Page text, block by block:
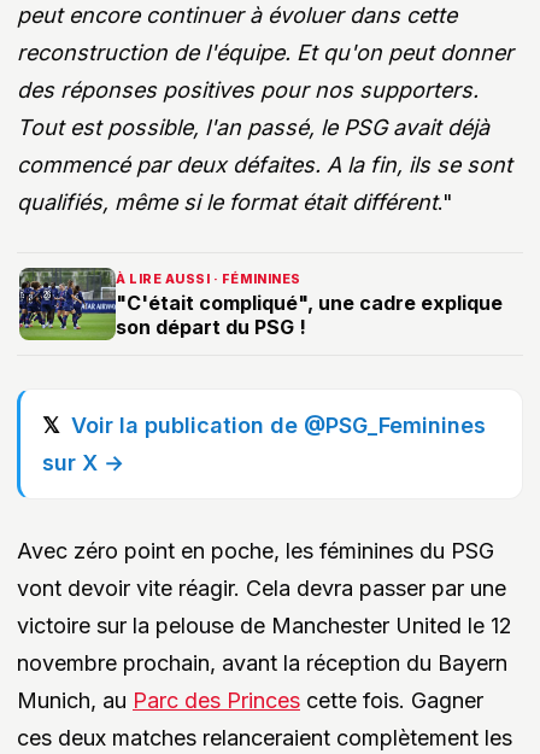
peut encore continuer à évoluer dans cette
reconstruction de l'équipe. Et qu'on peut donner
des réponses positives pour nos supporters.
Tout est possible, l'an passé, le PSG avait déjà
commencé par deux défaites. A la fin, ils se sont
qualifiés, même si le format était différent."
À LIRE AUSSI · FÉMININES
"C'était compliqué", une cadre explique
son départ du PSG !
Voir la publication de @PSG_Feminines
sur X →
Avec zéro point en poche, les féminines du PSG
vont devoir vite réagir. Cela devra passer par une
victoire sur la pelouse de Manchester United le 12
novembre prochain, avant la réception du Bayern
Munich, au Parc des Princes cette fois. Gagner
ces deux matches relanceraient complètement les